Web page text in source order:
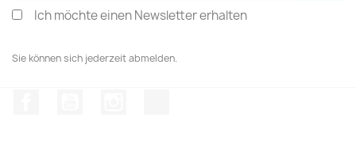
Ich möchte einen Newsletter erhalten
Sie können sich jederzeit abmelden.